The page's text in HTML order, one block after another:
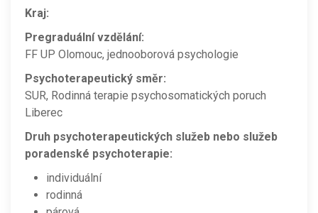
Kraj:
Pregraduální vzdělání:
FF UP Olomouc, jednooborová psychologie
Psychoterapeutický směr:
SUR, Rodinná terapie psychosomatických poruch
Liberec
Druh psychoterapeutických služeb nebo služeb
poradenské psychoterapie:
individuální
rodinná